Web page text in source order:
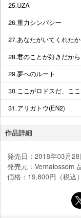
25.UZA
26.重力シンパシー
27.あなたがいてくれた
28.君のことが好きだから
29.夢へのルート
30.ここがロドスだ、こ
31.アリガトウ(EN2)
作品詳細
発売日：2018年03月28
発売元：Vernalossom
価格：19,800円（税込）